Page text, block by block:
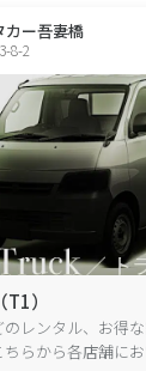
カー吾妻橋
8-2
）
のレンタル、お得
らから各店舗にお